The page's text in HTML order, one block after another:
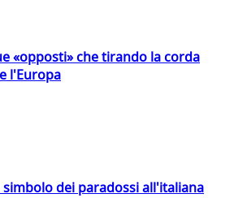
«opposti» che tirando la corda
l'Europa
simbolo dei paradossi all'italiana